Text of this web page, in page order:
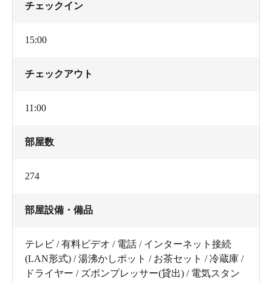
チェックイン
15:00
チェックアウト
11:00
部屋数
274
部屋設備・備品
テレビ / 有料ビデオ / 電話 / インターネット接続
(LAN形式) / 湯沸かしポット / お茶セット / 冷蔵庫 /
ドライヤー / ズボンプレッサー(貸出) / 電気スタン